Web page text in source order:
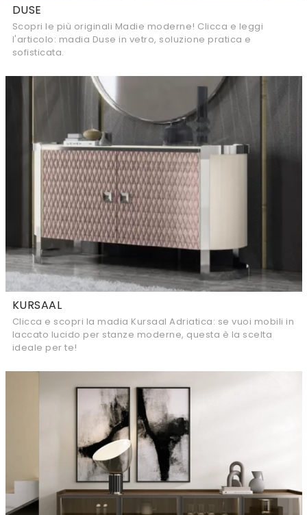
DUSE
Scopri le più originali Madie moderne! Clicca e leggi
l'articolo: madia Duse in vetro, soluzione pratica e
sofisticata.
KURSAAL
Clicca e scopri la madia Kursaal Adriatica: se vuoi mobili in
laccato lucido per stanze moderne, questa è la scelta
ideale per te!